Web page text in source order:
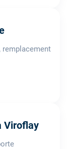
remplacement
Viroflay